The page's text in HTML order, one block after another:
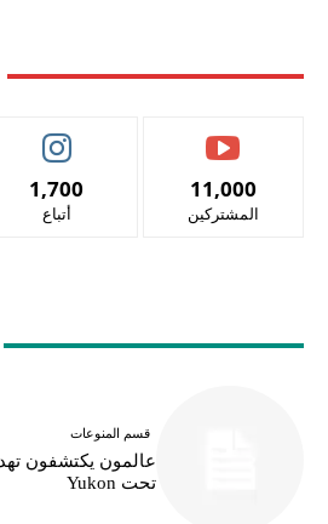
1,700
أتباع
11,000
المشتركين
قسم المنوعات
عالمون يكتشفون
تحت Yukon